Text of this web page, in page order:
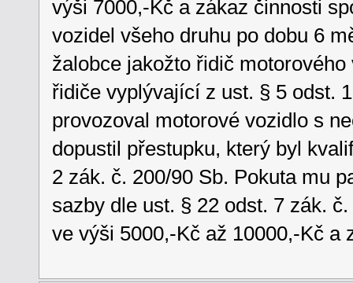
výši 7000,-Kč a zákaz činnosti
vozidel všeho druhu po dobu 6
žalobce jakožto řidič
řidiče vyplývající z ust. § 5 odst.
provozoval motorové vozidlo s
dopustil přestupku, který byl
2 zák. č. 200/90 Sb. Pokuta mu
sazby dle ust. § 22 odst. 7 zák.
ve výši 5000,-Kč až 10000,-Kč a